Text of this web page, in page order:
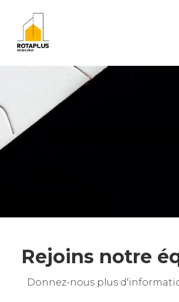
Rejoins notre
Donnez-nous plus